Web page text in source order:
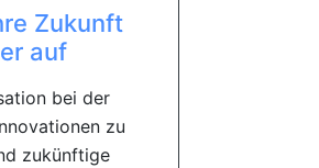
Zukunft
auf
bei der
zu
zukünftige